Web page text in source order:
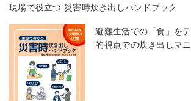
現場で役立つ 災害時炊き出しハンドブック
避難生活での「食」を
的視点での炊き出しマ